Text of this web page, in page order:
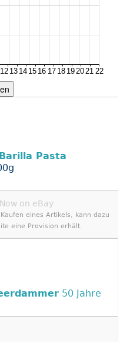
Barilla Pasta
on eBay
eines Artikels, kann dazu
eine Provision erhält.
50 Jahre